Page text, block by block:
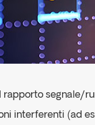
rapporto segnale/
interferenti (ad